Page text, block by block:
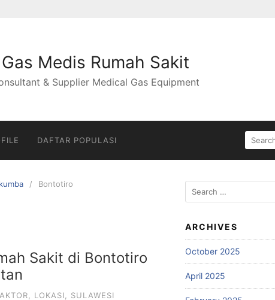
Gas Medis Rumah Sakit
& Supplier Medical Gas Equipment
DAFTAR POPULASI
SEARCH
FOR:
Bontotiro
Sakit di Bontotiro
LOKASI
SULAWESI
Search
for:
ARCHIVES
October 2025
April 2025